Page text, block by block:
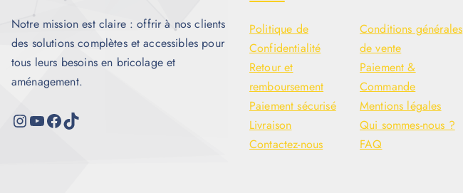
Notre mission est claire : offrir à nos clients
des solutions complètes et accessibles pour
tous leurs besoins en bricolage et
aménagement.
Politique de
Confidentialité
Conditions générales
de vente
Retour et
remboursement
Paiement &
Commande
Paiement sécurisé
Mentions légales
Livraison
Qui sommes-nous ?
Contactez-nous
FAQ